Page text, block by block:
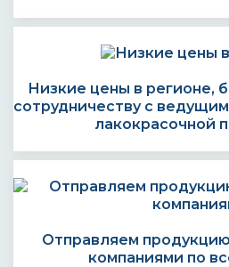
Низкие цены в регионе,
сотрудничеству с
лакокрасочной
Отправляем
компаниями по